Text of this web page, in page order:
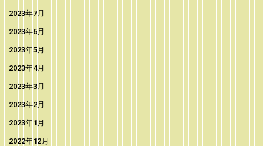
2023年7月
2023年6月
2023年5月
2023年4月
2023年3月
2023年2月
2023年1月
2022年12月